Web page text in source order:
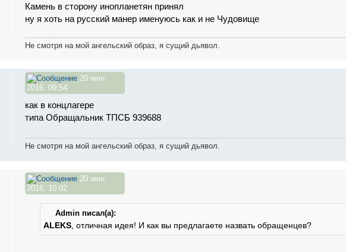
Камень в сторону инопланетян принял
ну я хоть на русский манер именуюсь как и не Чудовище
Не смотря на мой ангельский образ, я сущий дьявол.
20 июн
2016, 09:54
как в концлагере
типа Обращальник ТПСБ 939688
Не смотря на мой ангельский образ, я сущий дьявол.
20 июн
2016, 10:02
Admin писал(а):
ALEKS , отличная идея! И как вы предлагаете назвать обращенцев?